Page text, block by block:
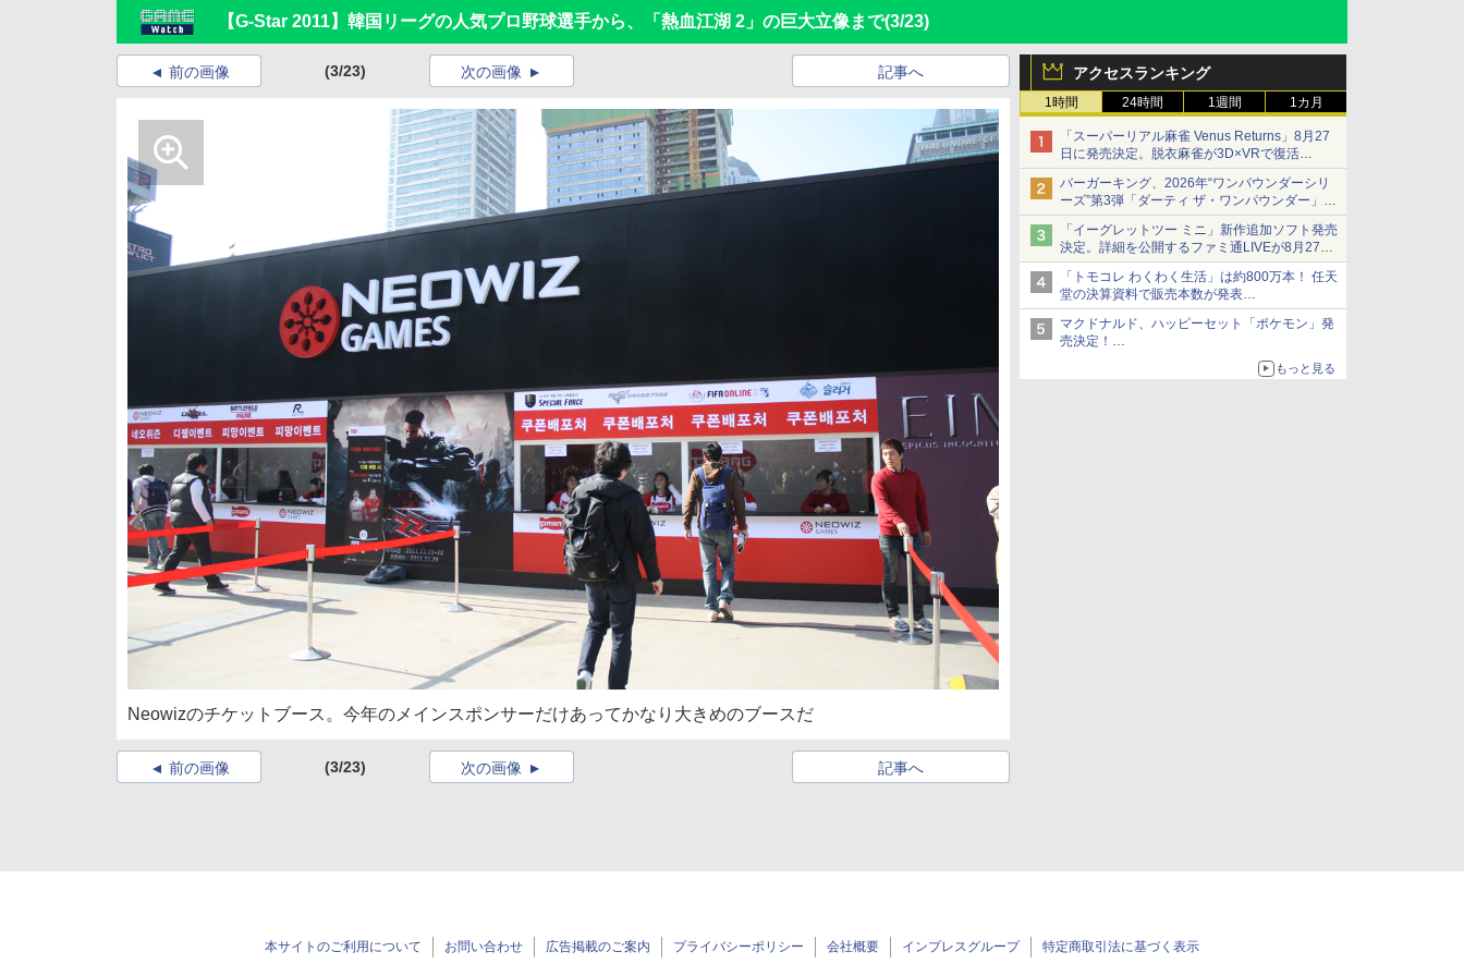
【G-Star 2011】韓国リーグの人気プロ野球選手から、「熱血江湖 2」の巨大立像まで(3/23)
アクセスランキング
1時間 24時間 1週間 1カ月
「スーパーリアル麻雀 Venus Returns」8月27
日に発売決定。脱衣麻雀が3D×VRで復活
発売から2週間は20%オフになるセールが実施
バーガーキング、2026年“ワンパウンダーシリ
ーズ”第3弾「ダーティ ザ・ワンパウンダー」を
8月7日発売
「特製ガーリックマヨソース」を使用した超大
型チーズバーガー
「イーグレットツー ミニ」新作追加ソフト発売
決定。詳細を公開するファミ通LIVEが8月27日
20時から配信
シリーズ累計100タイトルへ
「トモコレ わくわく生活」は約800万本！ 任天
堂の決算資料で販売本数が発表
「ぽこポケ」は127万本に
マクドナルド、ハッピーセット「ポケモン」発
売決定！
ポケモン30周年記念で30匹が大集合
もっと見る
前の画像 (3/23) 記事へ
次の画像
Neowizのチケットブース。今年のメインスポンサーだけあってかなり大きめのブースだ
前の画像 (3/23) 記事へ
次の画像
本サイトのご利用について お問い合わせ 広告掲載のご案内 プライバシーポリシー 会社概要 インプレスグループ 特定商取引法に基づく表示